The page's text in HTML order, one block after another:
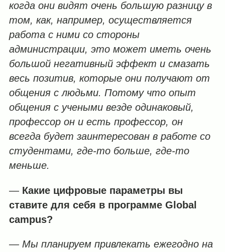
когда они видят очень большую разницу в
том, как, например, осуществляется
работа с ними со стороны
администрации, это может иметь очень
большой негативный эффект и смазать
весь позитив, которые они получают от
общения с людьми. Потому что опыт
общения с учеными везде одинаковый,
профессор он и есть профессор, он
всегда будет заинтересован в работе со
студентами, где-то больше, где-то
меньше.
—Какие цифровые параметры вы
ставите для себя в программе Global
campus?
— Мы планируем привлекать ежегодно на